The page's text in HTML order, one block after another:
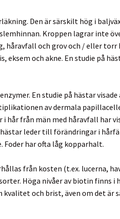
Den är särskilt hög i
Kroppen lagrar inte
och grov och / eller torr
och akne. En studie på
En studie på hästar
av dermala
från män med håravfall har
leder till förändringar i
har ofta låg kopparhalt.
från kosten (t.ex. lucerna,
Höga nivåer av biotin finns i
och brist, även om det är